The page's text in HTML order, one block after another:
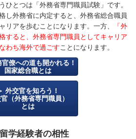
ひとつは「外務省専門職員試験」です。
し外務省に内定すると、外務省総合職員
リアを歩むことになります。一方、
「外
すると、外務省専門職員としてキャリア
わち海外で過ごすことになります。
官僚への道も開かれる！
国家総合職とは
外交官を知ろう！
（外務省専門職員）
とは
学経験者の相性